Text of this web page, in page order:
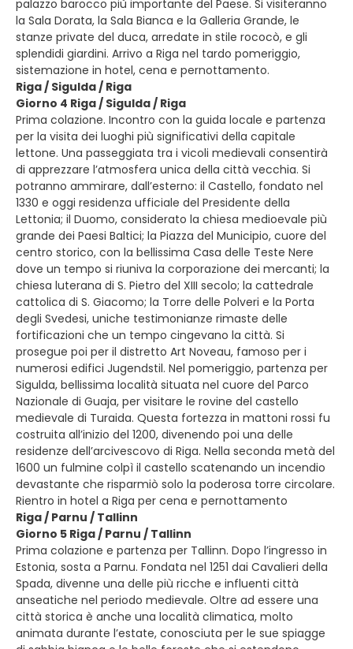
palazzo barocco più importante del Paese. Si visiteranno
la Sala Dorata, la Sala Bianca e la Galleria Grande, le
stanze private del duca, arredate in stile rococò, e gli
splendidi giardini. Arrivo a Riga nel tardo pomeriggio,
sistemazione in hotel, cena e pernottamento.
Riga / Sigulda / Riga
Giorno 4 Riga / Sigulda / Riga
Prima colazione. Incontro con la guida locale e partenza
per la visita dei luoghi più significativi della capitale
lettone. Una passeggiata tra i vicoli medievali consentirà
di apprezzare l’atmosfera unica della città vecchia. Si
potranno ammirare, dall’esterno: il Castello, fondato nel
1330 e oggi residenza ufficiale del Presidente della
Lettonia; il Duomo, considerato la chiesa medioevale più
grande dei Paesi Baltici; la Piazza del Municipio, cuore del
centro storico, con la bellissima Casa delle Teste Nere
dove un tempo si riuniva la corporazione dei mercanti; la
chiesa luterana di S. Pietro del XIII secolo; la cattedrale
cattolica di S. Giacomo; la Torre delle Polveri e la Porta
degli Svedesi, uniche testimonianze rimaste delle
fortificazioni che un tempo cingevano la città. Si
prosegue poi per il distretto Art Noveau, famoso per i
numerosi edifici Jugendstil. Nel pomeriggio, partenza per
Sigulda, bellissima località situata nel cuore del Parco
Nazionale di Guaja, per visitare le rovine del castello
medievale di Turaida. Questa fortezza in mattoni rossi fu
costruita all’inizio del 1200, divenendo poi una delle
residenze dell’arcivescovo di Riga. Nella seconda metà del
1600 un fulmine colpì il castello scatenando un incendio
devastante che risparmiò solo la poderosa torre circolare.
Rientro in hotel a Riga per cena e pernottamento
Riga / Parnu / Tallinn
Giorno 5 Riga / Parnu / Tallinn
Prima colazione e partenza per Tallinn. Dopo l’ingresso in
Estonia, sosta a Parnu. Fondata nel 1251 dai Cavalieri della
Spada, divenne una delle più ricche e influenti città
anseatiche nel periodo medievale. Oltre ad essere una
città storica è anche una località climatica, molto
animata durante l’estate, conosciuta per le sue spiagge